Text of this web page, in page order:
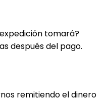
tomará?
después del pago.
remitiendo el dinero